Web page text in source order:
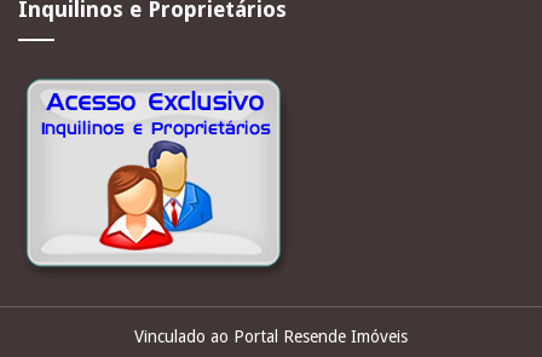
Inquilinos e Proprietários
Vinculado ao Portal Resende Imóveis